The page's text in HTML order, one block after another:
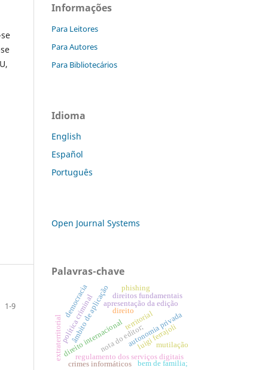
1-9
Informações
Para Leitores
Para Autores
Para Bibliotecários
Idioma
English
Español
Português
Open Journal Systems
Palavras-chave
direito
direito internacionalnota do editor;
regulamento dos serviços digitais
âmbito de aplicação territorial
extraterritorial
apresentação da edição
autonomia privada
direitos fundamentais
phishing
crimes informáticos
política criminal
democracia
luigi ferrajoli
bem de familia;
mutilação